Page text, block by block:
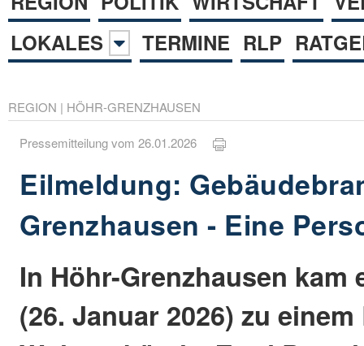
LOKALES
TERMINE RLP
REGION | HÖHR-GRENZHAUSEN
Pressemitteilung vom 26.01.2026
Eilmeldung:
Grenzhausen - Eine
In Höhr-Grenzhausen kam
(26. Januar 2026) zu